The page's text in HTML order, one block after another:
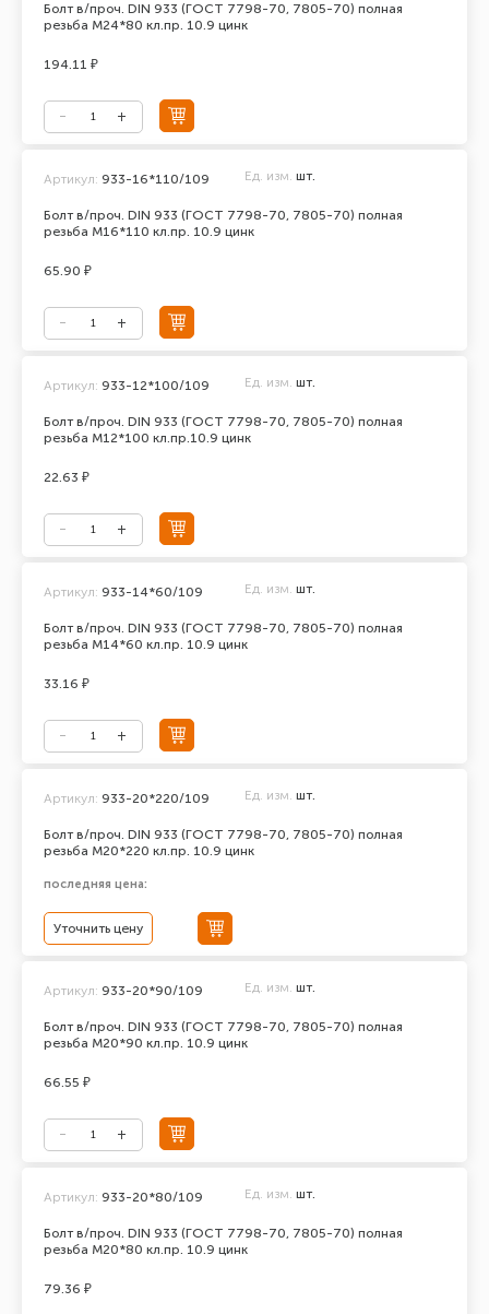
Болт в/проч. DIN 933 (ГОСТ 7798-70, 7805-70) полная
резьба М24*80 кл.пр. 10.9 цинк
194.11 ₽
Болт в/проч. DIN 933 (ГОСТ 7798-70, 7805-70) полная
резьба М16*110 кл.пр. 10.9 цинк
Артикул: 933-16*110/109 Ед. изм. шт.
65.90 ₽
Болт в/проч. DIN 933 (ГОСТ 7798-70, 7805-70) полная
резьба М12*100 кл.пр.10.9 цинк
Артикул: 933-12*100/109 Ед. изм. шт.
22.63 ₽
Болт в/проч. DIN 933 (ГОСТ 7798-70, 7805-70) полная
резьба М14*60 кл.пр. 10.9 цинк
Артикул: 933-14*60/109 Ед. изм. шт.
33.16 ₽
Болт в/проч. DIN 933 (ГОСТ 7798-70, 7805-70) полная
резьба М20*220 кл.пр. 10.9 цинк
Артикул: 933-20*220/109 Ед. изм. шт.
последняя цена:
Уточнить цену
Болт в/проч. DIN 933 (ГОСТ 7798-70, 7805-70) полная
резьба М20*90 кл.пр. 10.9 цинк
Артикул: 933-20*90/109 Ед. изм. шт.
66.55 ₽
Болт в/проч. DIN 933 (ГОСТ 7798-70, 7805-70) полная
резьба М20*80 кл.пр. 10.9 цинк
Артикул: 933-20*80/109 Ед. изм. шт.
79.36 ₽